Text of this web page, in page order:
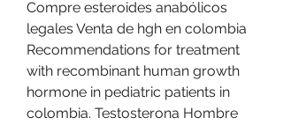
Compre esteroides anabólicos
legales Venta de hgh en colombia
Recommendations for treatment
with recombinant human growth
hormone in pediatric patients in
colombia. Testosterona Hombre